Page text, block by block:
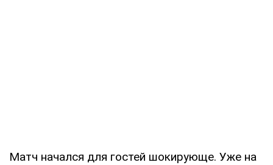
Матч начался для гостей шокирующе. Уже на